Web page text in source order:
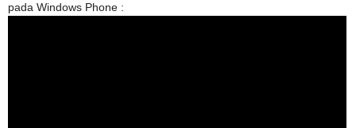
pada Windows Phone :